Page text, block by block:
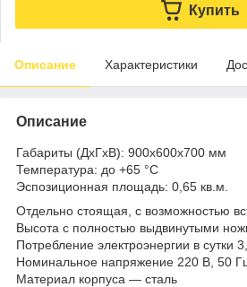
Купить
Описание Характеристики
Описание
Габариты (ДхГхВ): 900х600х700 мм
Температура: до +65 °C
Эспозиционная площадь: 0,65 кв.м.
Отдельно стоящая, с возможностью
Высота с полностью выдвинутыми
Потребление электроэнергии в сутки
Номинальное напряжение 220 В, 50
Материал корпуса — сталь